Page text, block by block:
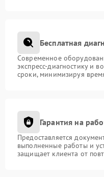
Бесплатная
Современное
экспресс-диагностику и
сроки, минимизируя
Гарантия на
Предоставляется
выполненные работы и
защищает клиента от